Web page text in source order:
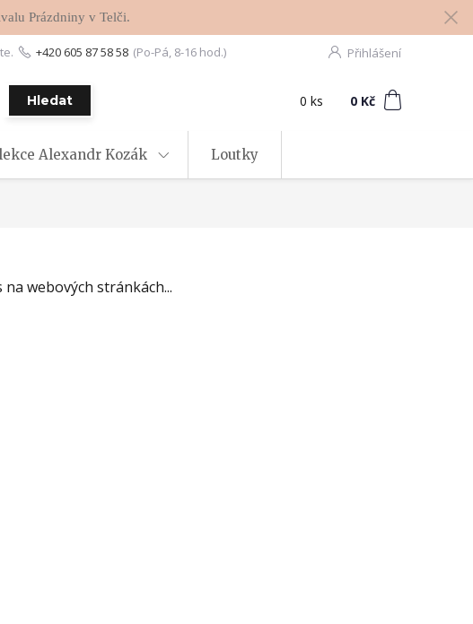
Prázdniny v Telči.
Přihlášení
Hledat
+420 605 87 58 58 (Po-Pá, 8-16 hod.)
0 ks 0 Kč
Alexandr Kozák Loutky
webových stránkách...